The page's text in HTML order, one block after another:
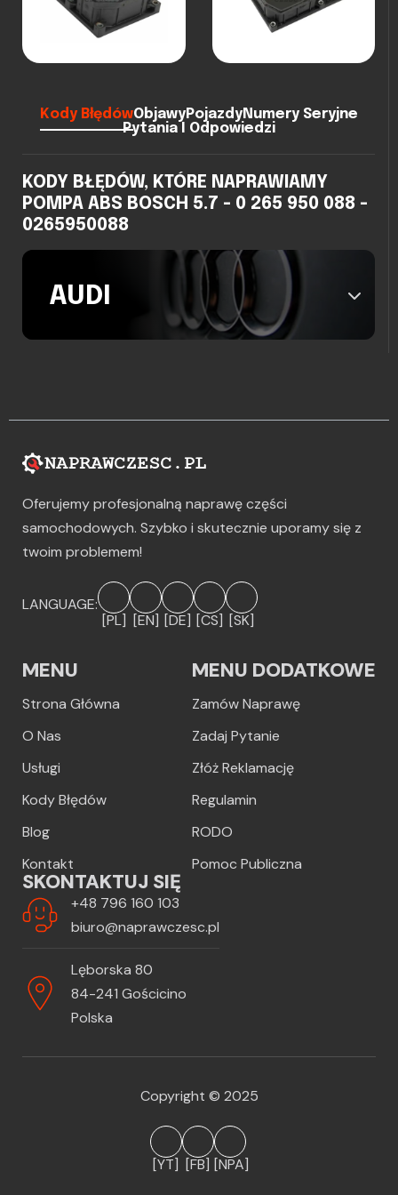
Kody BłędówObjawyPojazdyNumery Seryjne
Pytania I Odpowiedzi
KODY BŁĘDÓW, KTÓRE NAPRAWIAMY
POMPA ABS BOSCH 5.7 - 0 265 950 088 -
0265950088
AUDI
Oferujemy profesjonalną naprawę części
samochodowych. Szybko i skutecznie uporamy się z
twoim problemem!
LANGUAGE:
[PL] [EN] [DE] [CS] [SK]
MENU
Strona Główna
O Nas
Usługi
Kody Błędów
Blog
Kontakt
MENU DODATKOWE
Zamów Naprawę
Zadaj Pytanie
Złóż Reklamację
Regulamin
RODO
Pomoc Publiczna
SKONTAKTUJ SIĘ
+48 796 160 103
biuro@naprawczesc.pl
Lęborska 80
84-241 Gościcino
Polska
Copyright © 2025
[YT] [FB] [NPA]